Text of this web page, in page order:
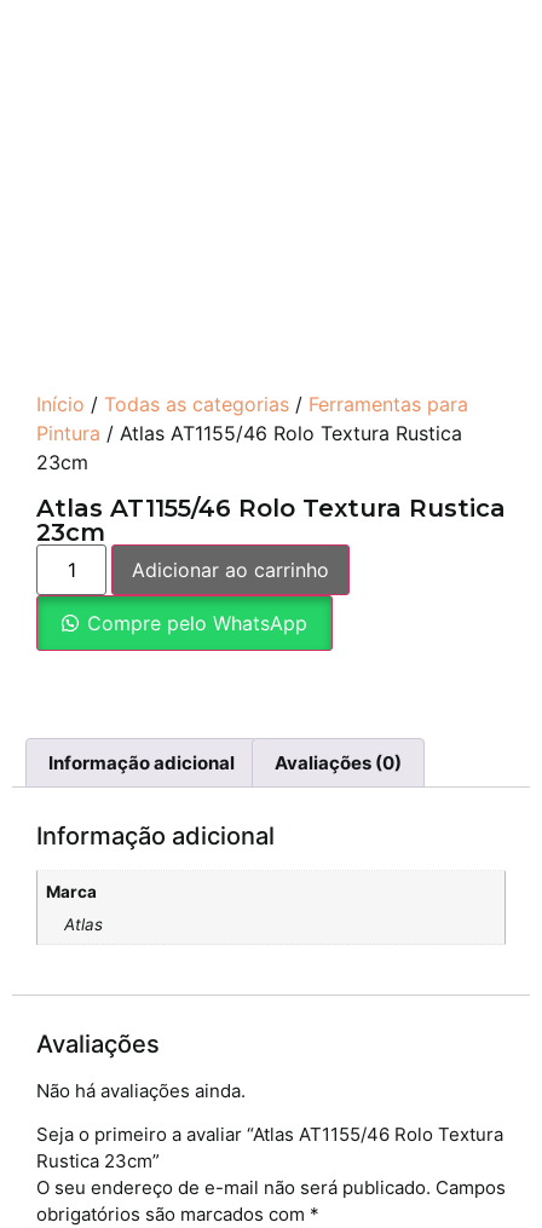
Início / Todas as categorias / Ferramentas para
Pintura / Atlas AT1155/46 Rolo Textura Rustica
23cm
Atlas AT1155/46 Rolo Textura Rustica
23cm
Adicionar ao carrinho
Compre pelo WhatsApp
Informação adicional Avaliações (0)
Informação adicional
Marca
Atlas
Avaliações
Não há avaliações ainda.
Seja o primeiro a avaliar “Atlas AT1155/46 Rolo Textura
Rustica 23cm”
O seu endereço de e-mail não será publicado. Campos
obrigatórios são marcados com *